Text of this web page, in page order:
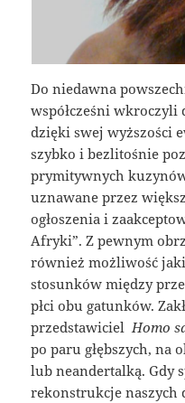
Do niedawna
współcześni wkroczyli
dzięki swej wyższości
szybko i bezlitośnie
prymitywnych
uznawane przez
ogłoszenia i
Afryki”. Z pewnym
również możliwość
stosunków między
płci obu gatunków.
przedstawiciel ​ Homo
po paru głębszych, na
lub neandertalką. Gdy
rekonstrukcje naszych